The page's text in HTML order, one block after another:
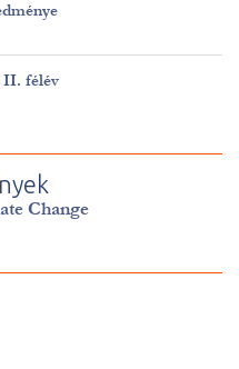
II. félév
Change